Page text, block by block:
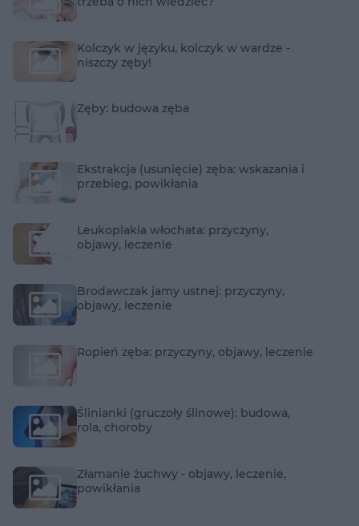
Kolczyk w języku, kolczyk w wardze -
niszczy zęby!
Zęby: budowa zęba
Ekstrakcja (usunięcie) zęba: wskazania i
przebieg, powikłania
Leukoplakia włochata: przyczyny,
objawy, leczenie
Brodawczak jamy ustnej: przyczyny,
objawy, leczenie
Ropień zęba: przyczyny, objawy, leczenie
Ślinianki (gruczoły ślinowe): budowa,
rola, choroby
Złamanie żuchwy - objawy, leczenie,
powikłania